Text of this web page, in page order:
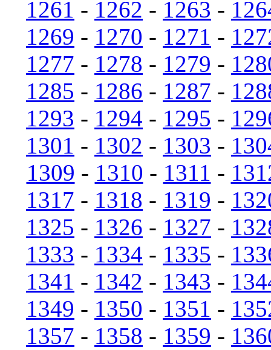
1261 - 1262 - 1263 -
1269 - 1270 - 1271 -
1277 - 1278 - 1279 -
1285 - 1286 - 1287 -
1293 - 1294 - 1295 -
1301 - 1302 - 1303 -
1309 - 1310 - 1311 -
1317 - 1318 - 1319 -
1325 - 1326 - 1327 -
1333 - 1334 - 1335 -
1341 - 1342 - 1343 -
1349 - 1350 - 1351 -
1357 - 1358 - 1359 -